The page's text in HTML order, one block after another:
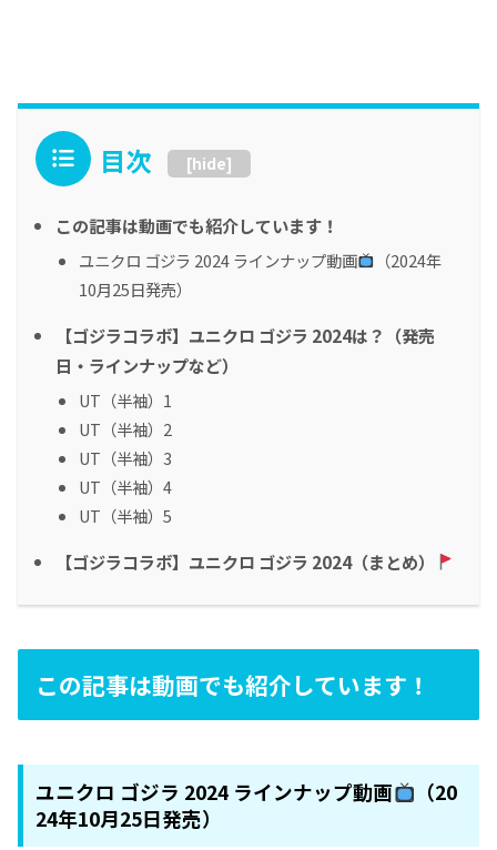
目次 [hide]
この記事は動画でも紹介しています！
ユニクロ ゴジラ 2024 ラインナップ動画
（2024年
10月25日発売）
【ゴジラコラボ】ユニクロ ゴジラ 2024は？（発売
日・ラインナップなど）
UT（半袖）1
UT（半袖）2
UT（半袖）3
UT（半袖）4
UT（半袖）5
【ゴジラコラボ】ユニクロ ゴジラ 2024（まとめ）
この記事は動画でも紹介しています！
ユニクロ ゴジラ 2024 ラインナップ動画
（20
24年10月25日発売）